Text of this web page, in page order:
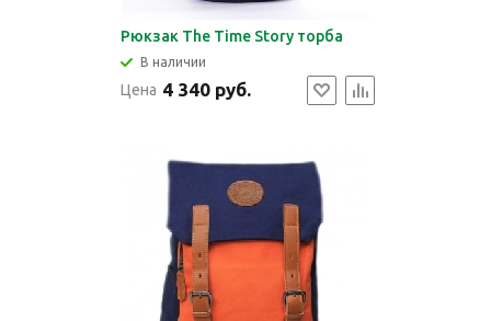
Рюкзак The Time Story торба
В наличии
Цена 4 340 руб.